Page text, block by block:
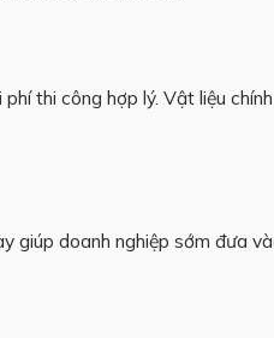
thi công hợp lý. Vật liệu
giúp doanh nghiệp sớm đưa